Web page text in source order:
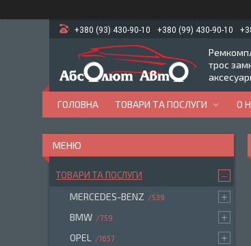
+380 (93) 430-90-10 +380 (99) 430-90-10
трос
ГОЛОВНА ТОВАРИ ТА ПОСЛУГИ О
ТОВАРИ ТА ПОСЛУГИ
MERCEDES-BENZ 539
BMW 759
OPEL 1657